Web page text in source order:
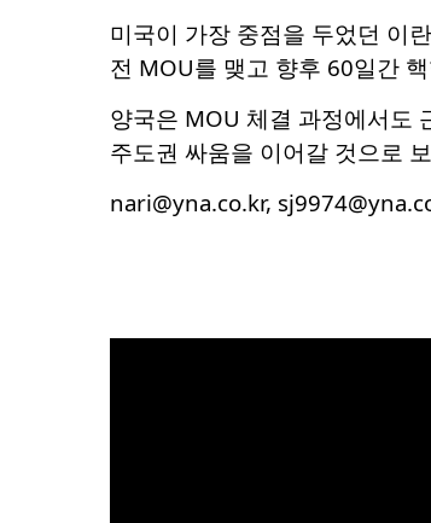
미국이 가장 중점을 두었던 이
전 MOU를 맺고 향후 60일간
양국은 MOU 체결 과정에서도
주도권 싸움을 이어갈 것으로
nari@yna.co.kr,